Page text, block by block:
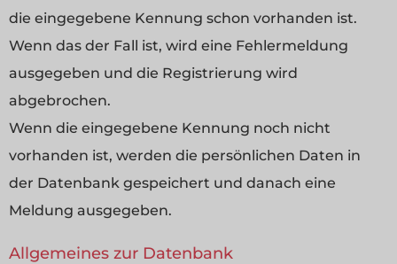
die eingegebene Kennung schon vorhanden ist.
Wenn das der Fall ist, wird eine Fehlermeldung
ausgegeben und die Registrierung wird
abgebrochen.
Wenn die eingegebene Kennung noch nicht
vorhanden ist, werden die persönlichen Daten in
der Datenbank gespeichert und danach eine
Meldung ausgegeben.
Allgemeines zur Datenbank